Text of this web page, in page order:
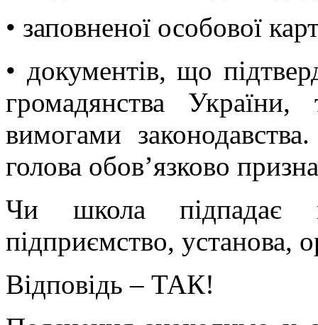
• заповненої особової
• документів, що
громадянства
вимогами
голова обов’язково
Чи школа підпадає
підприємство, установа,
Відповідь – ТАК!